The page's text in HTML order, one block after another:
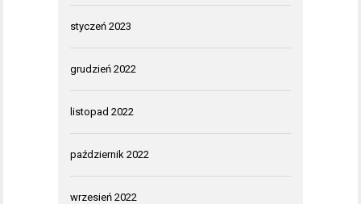
styczeń 2023
grudzień 2022
listopad 2022
październik 2022
wrzesień 2022